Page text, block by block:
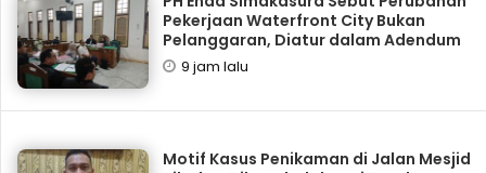
Pekerjaan Waterfront City Bukan
Pelanggaran, Diatur dalam Adendum
9 jam lalu
Motif Kasus Penikaman di Jalan Mesjid